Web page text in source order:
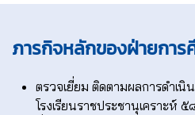
ภารกิจหลักของฝ่ายการ
ตรวจเยี่ยม ติดตามผลการดำเ
โรงเรียนราชประชานุเคราะห์